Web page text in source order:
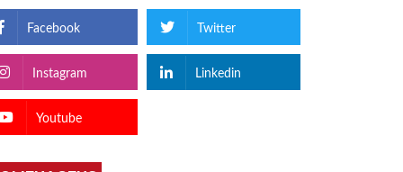
Facebook Twitter
Instagram Linkedin
Youtube